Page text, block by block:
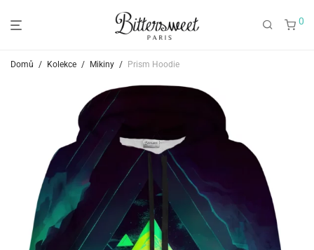
0
Domů / Kolekce / Mikiny / Prism Hoodie